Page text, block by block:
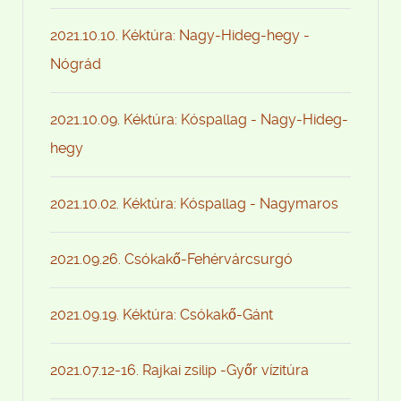
2021.10.10. Kéktúra: Nagy-Hideg-hegy -
Nógrád
2021.10.09. Kéktúra: Kóspallag - Nagy-Hideg-
hegy
2021.10.02. Kéktúra: Kóspallag - Nagymaros
2021.09.26. Csókakő-Fehérvárcsurgó
2021.09.19. Kéktúra: Csókakő-Gánt
2021.07.12-16. Rajkai zsilip -Győr vízitúra